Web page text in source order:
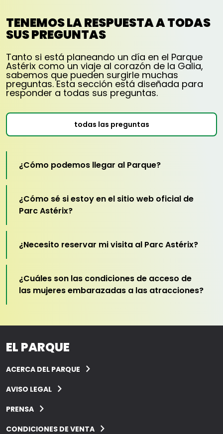
calendario de apertura.
Oferta que se puede reservar hasta el 27 de
especiales ni a las actividades nocturnas
Peur sur le Parc 2026 (19 h-1 h), que requieren
la compra de una entrada específica.
Oferta sujeta a disponibilidad, no acumulable
con otras promociones, no reembolsable y
no intercambiable.
de 3 años.
Por motivos de seguridad, el acceso a
ciertas atracciones está sujeto a
pagar in situ.
TENEMOS LA RESPUESTA A TODAS
SUS PREGUNTAS
Tanto si está planeando un día en el Parque
Astérix como un viaje al corazón de la Galia,
sabemos que pueden surgirle muchas
preguntas. Esta sección está diseñada para
responder a todas sus preguntas.
todas las preguntas
¿Cómo podemos llegar al Parque?
¿Cómo sé si estoy en el sitio web oficial de
Parc Astérix?
¿Necesito reservar mi visita al Parc Astérix?
¿Cuáles son las condiciones de acceso de
las mujeres embarazadas a las atracciones?
EL PARQUE
ACERCA DEL PARQUE
AVISO LEGAL
PRENSA
CONDICIONES DE VENTA